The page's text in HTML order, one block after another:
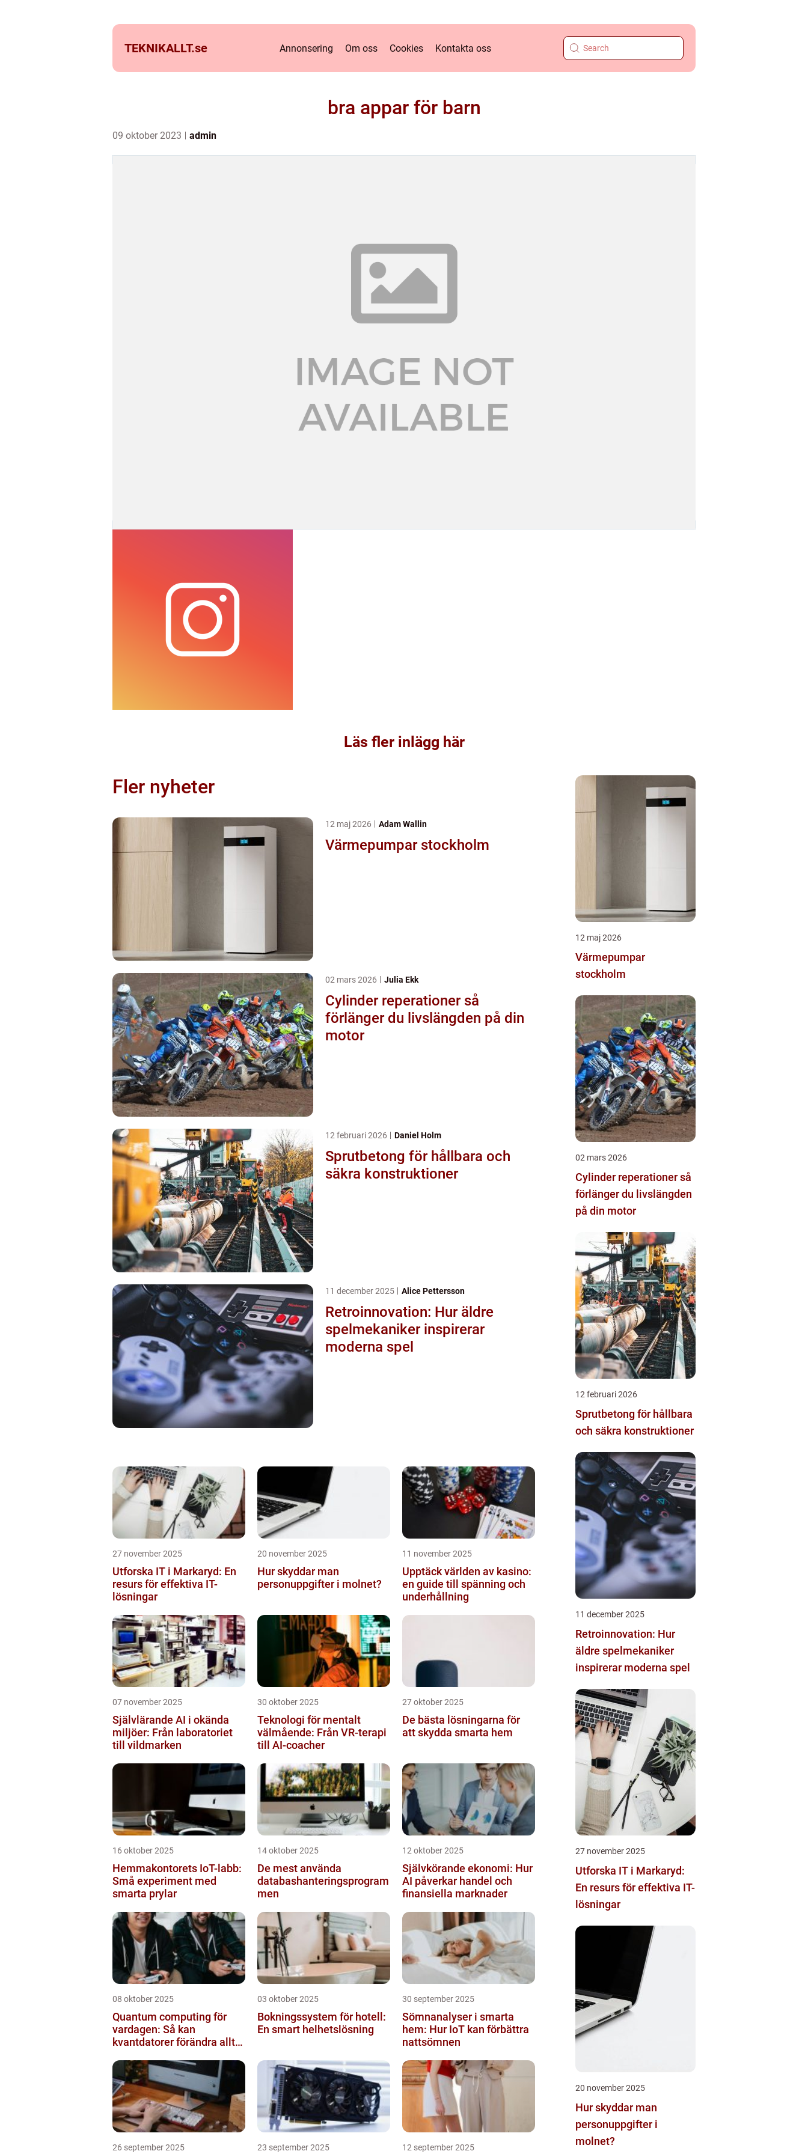
TEKNIKALLT.se Annonsering Om oss Cookies Kontakta oss
bra appar för barn
09 oktober 2023 admin
Läs fler inlägg här
Fler nyheter
12 maj 2026 Adam Wallin
Värmepumpar stockholm
02 mars 2026 Julia Ekk
Cylinder reperationer så
förlänger du livslängden på din
motor
12 februari 2026 Daniel Holm
Sprutbetong för hållbara och
säkra konstruktioner
11 december 2025 Alice Pettersson
Retroinnovation: Hur äldre
spelmekaniker inspirerar
moderna spel
27 november 2025
Utforska IT i Markaryd: En
resurs för effektiva IT-
lösningar
20 november 2025
Hur skyddar man
personuppgifter i molnet?
11 november 2025
Upptäck världen av kasino:
en guide till spänning och
underhållning
07 november 2025
Självlärande AI i okända
miljöer: Från laboratoriet
till vildmarken
30 oktober 2025
Teknologi för mentalt
välmående: Från VR-terapi
till AI-coacher
27 oktober 2025
De bästa lösningarna för
att skydda smarta hem
16 oktober 2025
Hemmakontorets IoT-labb:
Små experiment med
smarta prylar
14 oktober 2025
De mest använda
databashanteringsprogram
men
12 oktober 2025
Självkörande ekonomi: Hur
AI påverkar handel och
finansiella marknader
08 oktober 2025
Quantum computing för
vardagen: Så kan
kvantdatorer förändra allt
03 oktober 2025
Bokningssystem för hotell:
En smart helhetslösning
30 september 2025
Sömnanalyser i smarta
hem: Hur IoT kan förbättra
nattsömnen
26 september 2025 23 september 2025 12 september 2025
12 maj 2026
Värmepumpar
stockholm
02 mars 2026
Cylinder reperationer så
förlänger du livslängden
på din motor
12 februari 2026
Sprutbetong för hållbara
och säkra konstruktioner
11 december 2025
Retroinnovation: Hur
äldre spelmekaniker
inspirerar moderna spel
27 november 2025
Utforska IT i Markaryd:
En resurs för effektiva IT-
lösningar
20 november 2025
Hur skyddar man
personuppgifter i
molnet?